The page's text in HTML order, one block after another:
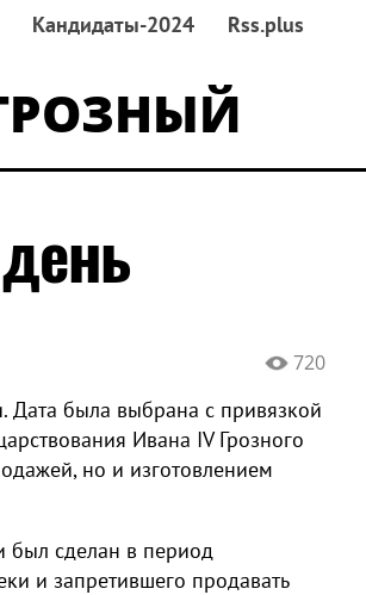
Кандидаты-2024 Rss.plus
720
Дата была выбрана с привязкой
Ивана IV Грозного
но и изготовлением
был сделан в период
и запретившего продавать